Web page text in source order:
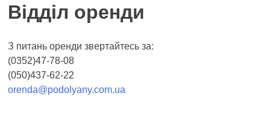
Відділ оренди
З питань оренди звертайтесь за:
(0352)47-78-08
(050)437-62-22
orenda@podolyany.com.ua